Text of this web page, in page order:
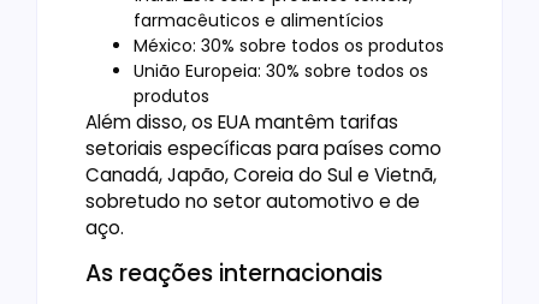
farmacêuticos e alimentícios
México: 30% sobre todos os produtos
União Europeia: 30% sobre todos os
produtos
Além disso, os EUA mantêm tarifas
setoriais específicas para países como
Canadá, Japão, Coreia do Sul e Vietnã,
sobretudo no setor automotivo e de
aço.
As reações internacionais